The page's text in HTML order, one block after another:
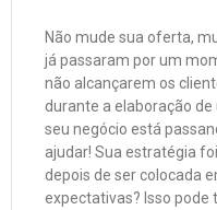
Não mude sua oferta,
já passaram por um
não alcançarem os
durante a elaboração
seu negócio está
ajudar! Sua estratégia
depois de ser colocada
expectativas? Isso pode